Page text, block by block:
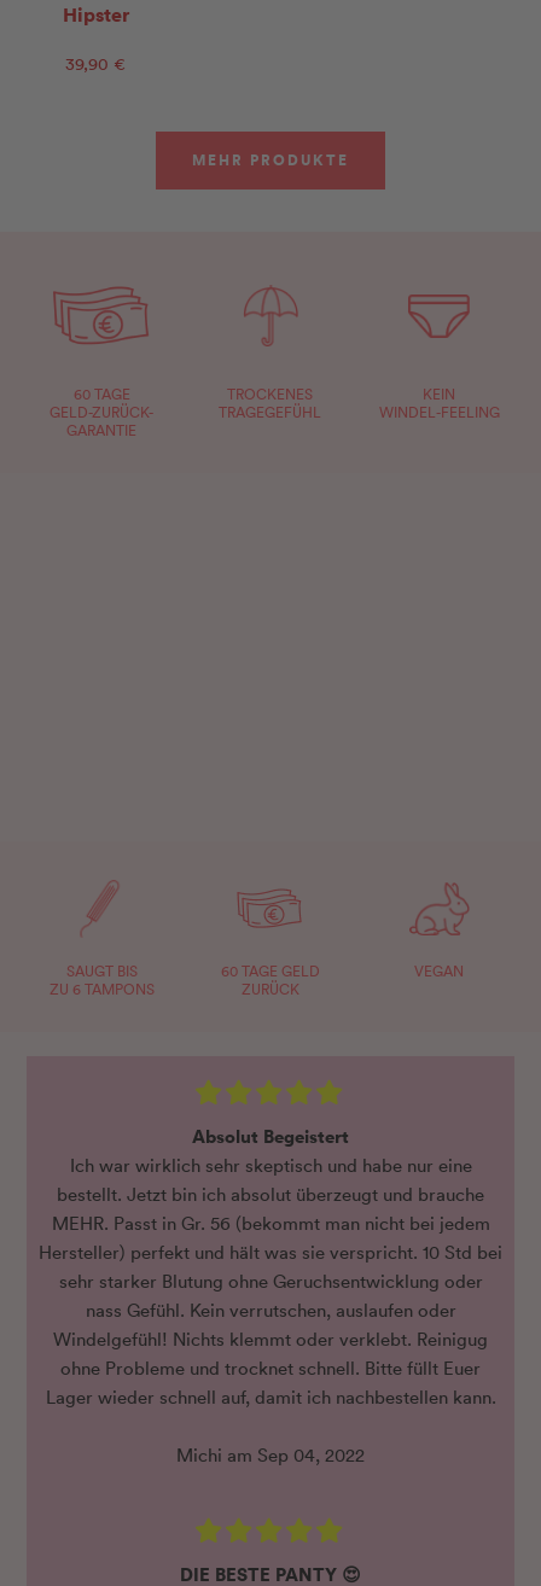
Hipster
39,90 €
MEHR PRODUKTE
60 TAGE
GELD-ZURÜCK-
GARANTIE
TROCKENES
TRAGEGEFÜHL
KEIN
WINDEL-FEELING
SAUGT BIS
ZU 6 TAMPONS
60 TAGE GELD
ZURÜCK
VEGAN
Absolut Begeistert
Ich war wirklich sehr skeptisch und habe nur eine
bestellt. Jetzt bin ich absolut überzeugt und brauche
MEHR. Passt in Gr. 56 (bekommt man nicht bei jedem
Hersteller) perfekt und hält was sie verspricht. 10 Std bei
sehr starker Blutung ohne Geruchsentwicklung oder
nass Gefühl. Kein verrutschen, auslaufen oder
Windelgefühl! Nichts klemmt oder verklebt. Reinigug
ohne Probleme und trocknet schnell. Bitte füllt Euer
Lager wieder schnell auf, damit ich nachbestellen kann.
Michi am Sep 04, 2022
DIE BESTE PANTY 😍